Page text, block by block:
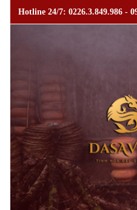
Hotline 24/7: 0226.3.849.986 -